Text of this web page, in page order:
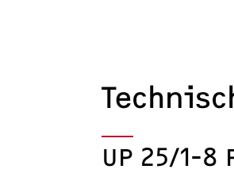
UP 25/1-8